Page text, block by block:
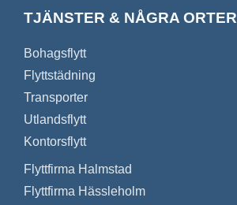
TJÄNSTER & NÅGRA ORTER
Bohagsflytt
Flyttstädning
Transporter
Utlandsflytt
Kontorsflytt
Flyttfirma Halmstad
Flyttfirma Hässleholm